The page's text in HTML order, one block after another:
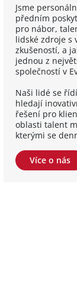
Jsme
předním
pro nábor,
lidské zdroje s
zkušeností, a
jednou z
společností v
Naši lidé se
hledají
řešení pro
oblasti talent
kterými se
Více o nás